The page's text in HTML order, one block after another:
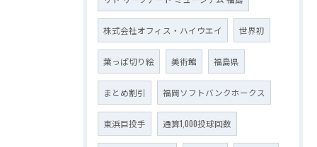
株式会社オフィス・ハイウエイ 世界初
葉っぱ切り絵 美術館 福島県
まとめ割引 福岡ソフトバンクホークス
東浜巨投手 通算1,000投球回数